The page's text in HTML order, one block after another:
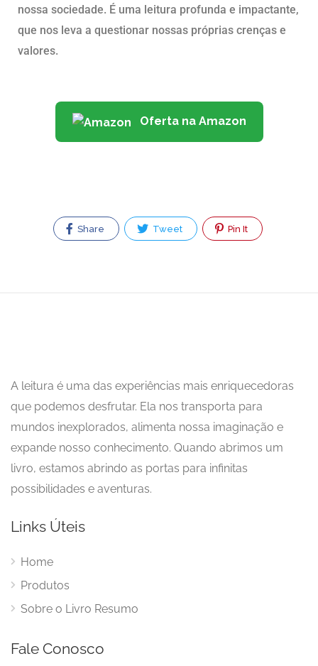
nossa sociedade. É uma leitura profunda e impactante,
que nos leva a questionar nossas próprias crenças e
valores.
Oferta na Amazon
Share Tweet Pin It
A leitura é uma das experiências mais enriquecedoras
que podemos desfrutar. Ela nos transporta para
mundos inexplorados, alimenta nossa imaginação e
expande nosso conhecimento. Quando abrimos um
livro, estamos abrindo as portas para infinitas
possibilidades e aventuras.
Links Úteis
Home
Produtos
Sobre o Livro Resumo
Fale Conosco